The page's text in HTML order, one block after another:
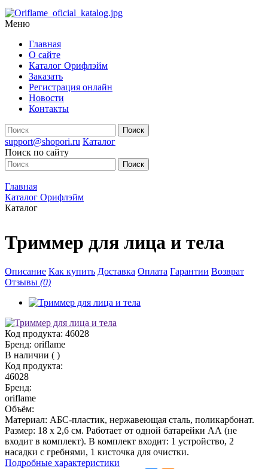
Меню
Главная
О сайте
Каталог Орифлэйм
Заказать
Регистрация онлайн
Новости
Контакты
support@shopori.ru Каталог
Поиск по сайту
Главная
Каталог Орифлэйм
Каталог
Триммер для лица и тела
Описание Как купить Доставка Оплата Гарантии Возврат
Отзывы (0)
Код продукта: 46028
Бренд: oriflame
В наличии ( )
Код продукта:
46028
Бренд:
oriflame
Объём:
Материал: AБС-пластик, нержавеющая сталь, поликарбонат.
Размер: 18 х 2,6 см. Работает от одной батарейки АА (не
входит в комплект). В комплект входит: 1 устройство, 2
насадки с гребнями, 1 кисточка для очистки.
Подробные характеристики